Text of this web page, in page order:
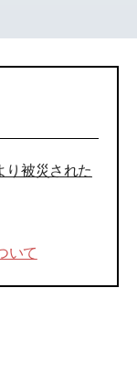
り被災された
いて